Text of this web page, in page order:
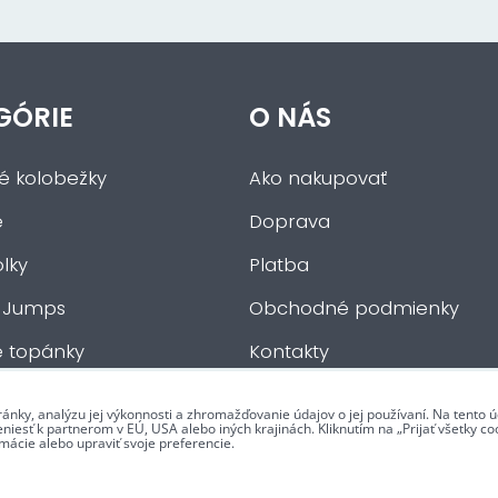
kolobežky
topánky
O NÁS
Ako nakupovať
Doprava
Platba
Obchodné podmienky
Kontakty
analýzu jej výkonnosti a zhromažďovanie údajov o jej používaní. Na tento
k partnerom v EÚ, USA alebo iných krajinách. Kliknutím na „Prijať všetky
alebo upraviť svoje preferencie.